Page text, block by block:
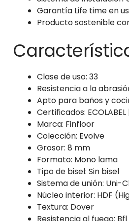
Garantía Life time en
Producto sostenible con
Clase de uso: 33
Resistencia a la
Apto para baños y
Certificados: ECOLABEL
Marca: Finfloor
Colección: Evolve
Grosor: 8 mm
Formato: Mono lama
Tipo de bisel: Sin bisel
Sistema de unión: Uni-
Núcleo interior: HDF
Textura: Dover
Resistencia al fuego: Bfl